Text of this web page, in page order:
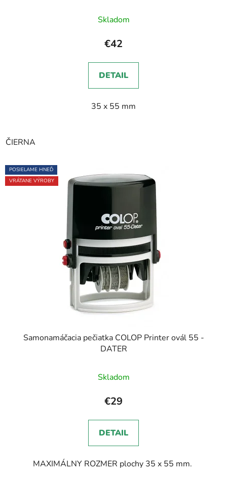
Skladom
€42
DETAIL
35 x 55 mm
ČIERNA
POSIELAME HNEĎ
VRÁTANE VÝROBY
Samonamáčacia pečiatka COLOP Printer ovál 55 -
DATER
Skladom
€29
DETAIL
MAXIMÁLNY ROZMER plochy 35 x 55 mm.